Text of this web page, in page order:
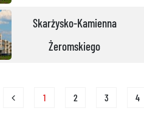
Skarżysko-Kamienna
Żeromskiego
1 2 3 4